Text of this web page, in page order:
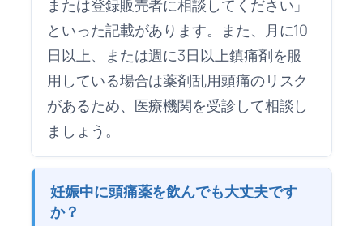
または登録販売者に相談してください」
といった記載があります。また、月に10
日以上、または週に3日以上鎮痛剤を服
用している場合は薬剤乱用頭痛のリスク
があるため、医療機関を受診して相談し
ましょう。
妊娠中に頭痛薬を飲んでも大丈夫です
か？